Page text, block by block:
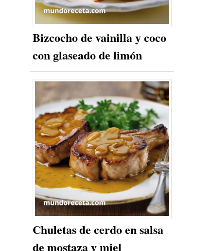
Bizcocho de vainilla y coco
con glaseado de limón
Chuletas de cerdo en salsa
de mostaza y miel